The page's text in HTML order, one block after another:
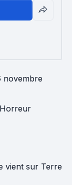
novembre
vient sur Terre